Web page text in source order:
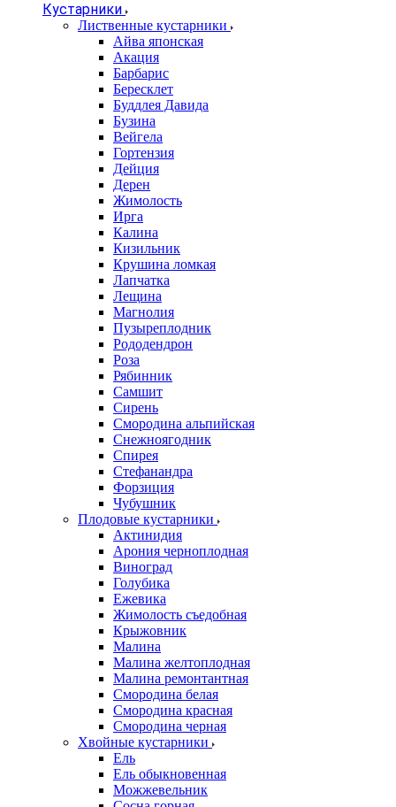
Кустарники
Лиственные кустарники
Айва японская
Акация
Барбарис
Бересклет
Буддлея Давида
Бузина
Вейгела
Гортензия
Дейция
Дерен
Жимолость
Ирга
Калина
Кизильник
Крушина ломкая
Лапчатка
Лещина
Магнолия
Пузыреплодник
Рододендрон
Роза
Рябинник
Самшит
Сирень
Смородина альпийская
Снежноягодник
Спирея
Стефанандра
Форзиция
Чубушник
Плодовые кустарники
Актинидия
Арония черноплодная
Виноград
Голубика
Ежевика
Жимолость съедобная
Крыжовник
Малина
Малина желтоплодная
Малина ремонтантная
Смородина белая
Смородина красная
Смородина черная
Хвойные кустарники
Ель
Ель обыкновенная
Можжевельник